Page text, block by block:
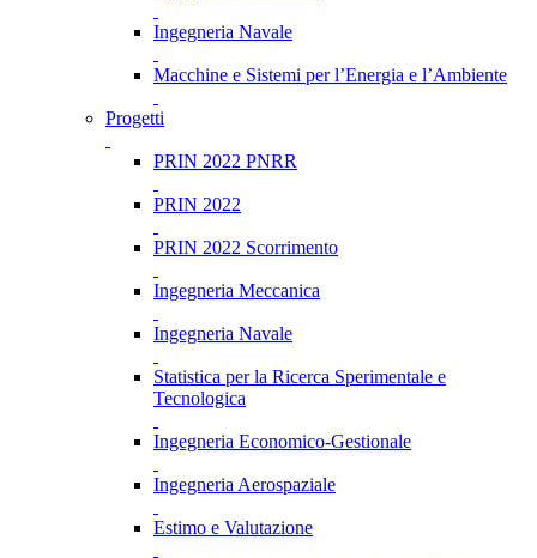
Ingegneria Navale
Macchine e Sistemi per l’Energia e l’Ambiente
Progetti
PRIN 2022 PNRR
PRIN 2022
PRIN 2022 Scorrimento
Ingegneria Meccanica
Ingegneria Navale
Statistica per la Ricerca Sperimentale e
Tecnologica
Ingegneria Economico-Gestionale
Ingegneria Aerospaziale
Estimo e Valutazione